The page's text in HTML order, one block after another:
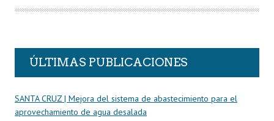
O
ÚLTIMAS PUBLICACIONES
SANTA CRUZ | Mejora del sistema de abastecimiento para el
aprovechamiento de agua desalada